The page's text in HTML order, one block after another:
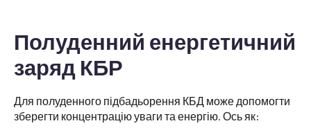
Полуденний енергетичний
заряд КБР
Для полуденного підбадьорення КБД може допомогти
зберегти концентрацію уваги та енергію. Ось як: